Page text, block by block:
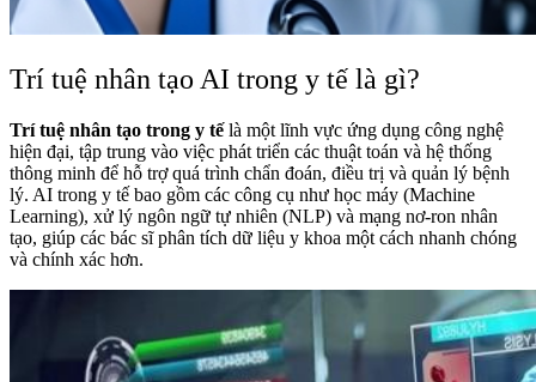
Trí tuệ nhân tạo AI trong y tế là gì?
Trí tuệ nhân tạo trong y tếlà một lĩnh vực ứng dụng công nghệ
hiện đại, tập trung vào việc phát triển các thuật toán và hệ thống
thông minh để hỗ trợ quá trình chẩn đoán, điều trị và quản lý bệnh
lý. AI trong y tế bao gồm các công cụ như học máy (Machine
Learning), xử lý ngôn ngữ tự nhiên (NLP) và mạng nơ-ron nhân
tạo, giúp các bác sĩ phân tích dữ liệu y khoa một cách nhanh chóng
và chính xác hơn.